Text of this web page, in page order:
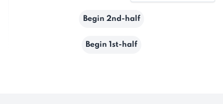
Begin 2nd-half
Begin 1st-half